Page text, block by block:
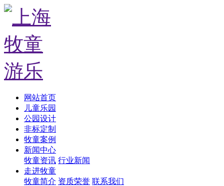
网站首页
儿童乐园
公园设计
非标定制
牧童案例
新闻中心
牧童资讯 行业新闻
走进牧童
牧童简介 资质荣誉 联系我们